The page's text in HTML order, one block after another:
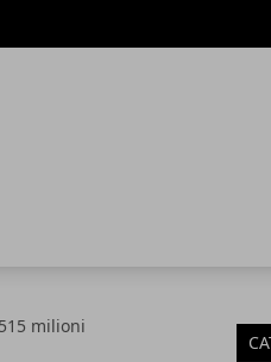
milioni